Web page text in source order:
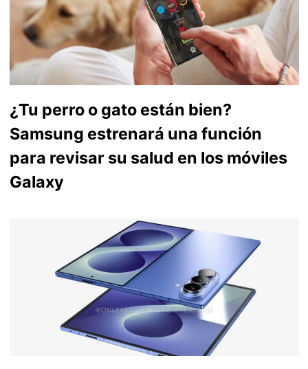
¿Tu perro o gato están bien?
Samsung estrenará una función
para revisar su salud en los móviles
Galaxy